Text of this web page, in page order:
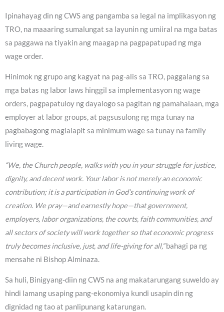
Ipinahayag din ng CWS ang pangamba sa legal na implikasyon ng
TRO, na maaaring sumalungat sa layunin ng umiiral na mga batas
sa paggawa na tiyakin ang maagap na pagpapatupad ng mga
wage order.
Hinimok ng grupo ang kagyat na pag-alis sa TRO, paggalang sa
mga batas ng labor laws hinggil sa implementasyon ng wage
orders, pagpapatuloy ng dayalogo sa pagitan ng pamahalaan, mga
employer at labor groups, at pagsusulong ng mga tunay na
pagbabagong maglalapit sa minimum wage sa tunay na family
living wage.
“We, the Church people, walks with you in your struggle for justice,
dignity, and decent work. Your labor is not merely an economic
contribution; it is a participation in God’s continuing work of
creation. We pray—and earnestly hope—that government,
employers, labor organizations, the courts, faith communities, and
all sectors of society will work together so that economic progress
truly becomes inclusive, just, and life-giving for all,”bahagi pa ng
mensahe ni Bishop Alminaza.
Sa huli, Binigyang-diin ng CWS na ang makatarungang suweldo ay
hindi lamang usaping pang-ekonomiya kundi usapin din ng
dignidad ng tao at panlipunang katarungan.